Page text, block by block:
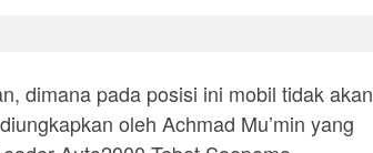
dimana pada posisi ini mobil tidak akan
oleh Achmad Mu’min yang